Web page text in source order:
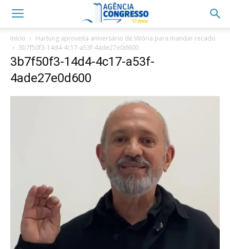
Início
Hartung aproveita aniversário de Vitória para mandar recado
3b7f50f3-14d4-4c17-a53f-4ade27e0d600
3b7f50f3-14d4-4c17-a53f-
4ade27e0d600